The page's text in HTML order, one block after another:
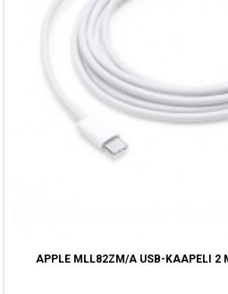
APPLE MLL82ZM/A USB-KAAPELI 2